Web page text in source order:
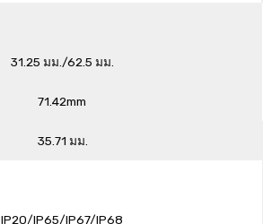
31.25 มม./62.5 มม.
71.42mm
35.71 มม.
IP20/IP65/IP67/IP68